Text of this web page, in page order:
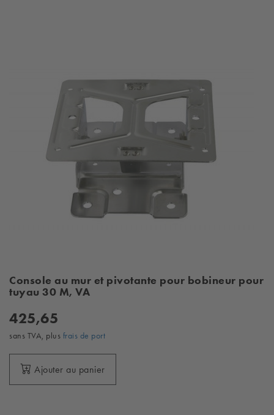
Console au mur et pivotante pour bobineur pour
tuyau 30 M, VA
425,65
sans TVA, plus frais de port
Ajouter au panier